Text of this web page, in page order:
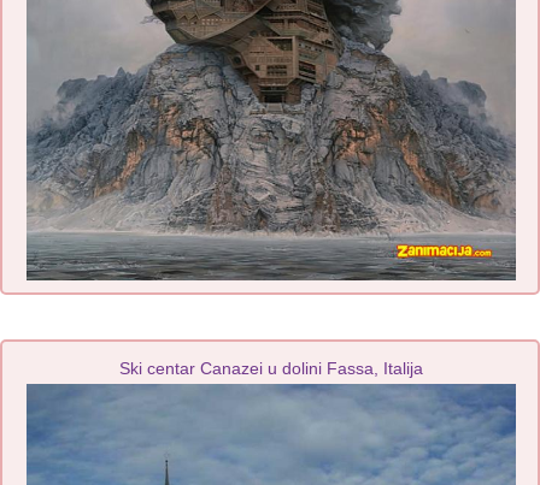
Ski centar Canazei u dolini Fassa, Italija